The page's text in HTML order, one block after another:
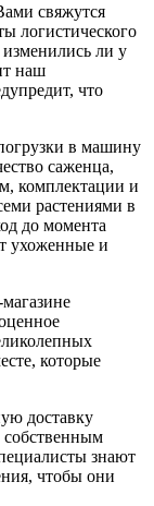
свяжутся
логистического
изменились ли у
наш
что
в машину
саженца,
комплектации и
растениями в
до момента
ухоженные и
которые
доставку
собственным
знают
чтобы они